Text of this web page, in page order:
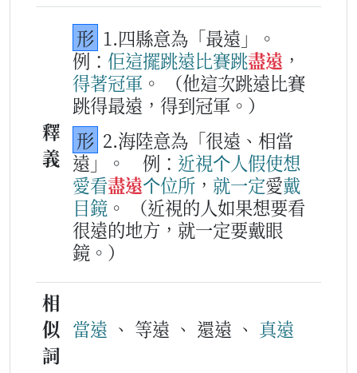
釋
義
形 1.四縣意為「最遠」。
例： 佢這擺跳遠比賽跳盡遠 ，
得著冠軍 。
（他這次跳遠比賽
跳得最遠，得到冠軍。）
形 2.海陸意為「很遠、相當
遠」。
例： 近視个人假使想
愛看盡遠个位所 ， 就一定愛戴
目鏡 。
（近視的人如果想要看
很遠的地方，就一定要戴眼
鏡。）
相
似
詞
當遠 、 等遠 、 還遠 、 真遠